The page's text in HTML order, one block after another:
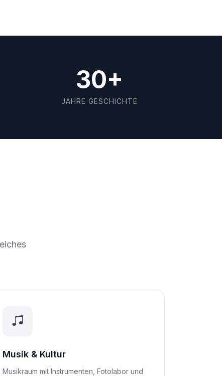
30+
JAHRE GESCHICHTE
Musik & Kultur
Musikraum mit Instrumenten, Fotolabor und